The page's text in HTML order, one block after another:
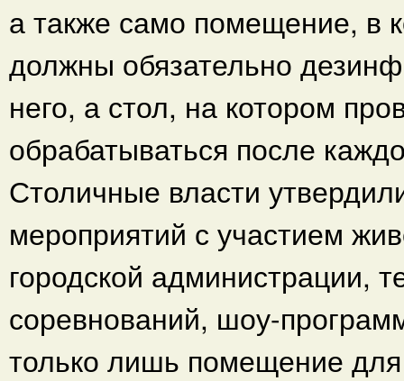
а также само помещение, в
должны обязательно
него, а стол, на котором
обрабатываться после
Столичные власти
мероприятий с участием
городской администрации,
соревнований, шоу-
только лишь помещение для